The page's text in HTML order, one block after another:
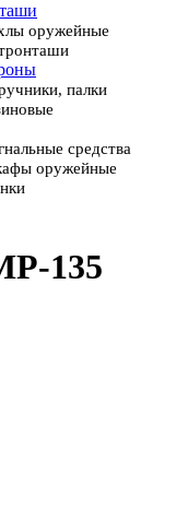
оружейные
палки
средства
оружейные
135